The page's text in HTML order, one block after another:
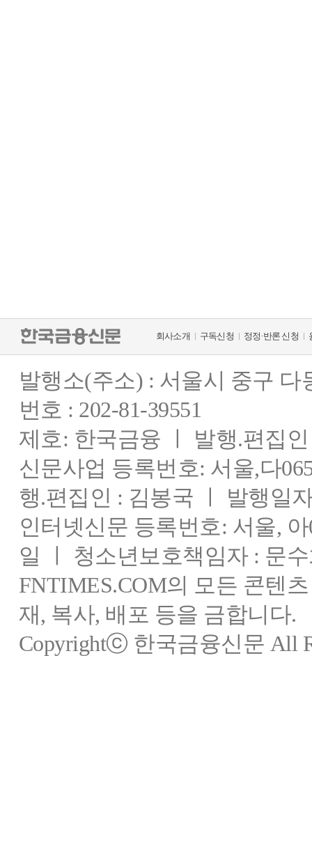
회사소개 구독신청 정정·반론 신청
발행소(주소) : 서울시 중구
번호 : 202-81-39551
제호: 한국금융 ㅣ 발행.편집
신문사업 등록번호: 서울,다
행.편집인 : 김봉국 ㅣ 발행일
인터넷신문 등록번호: 서울,
일 ㅣ 청소년보호책임자 : 문
FNTIMES.COM의 모든 콘텐
재, 복사, 배포 등을 금합니다.
Copyrightⓒ 한국금융신문 All